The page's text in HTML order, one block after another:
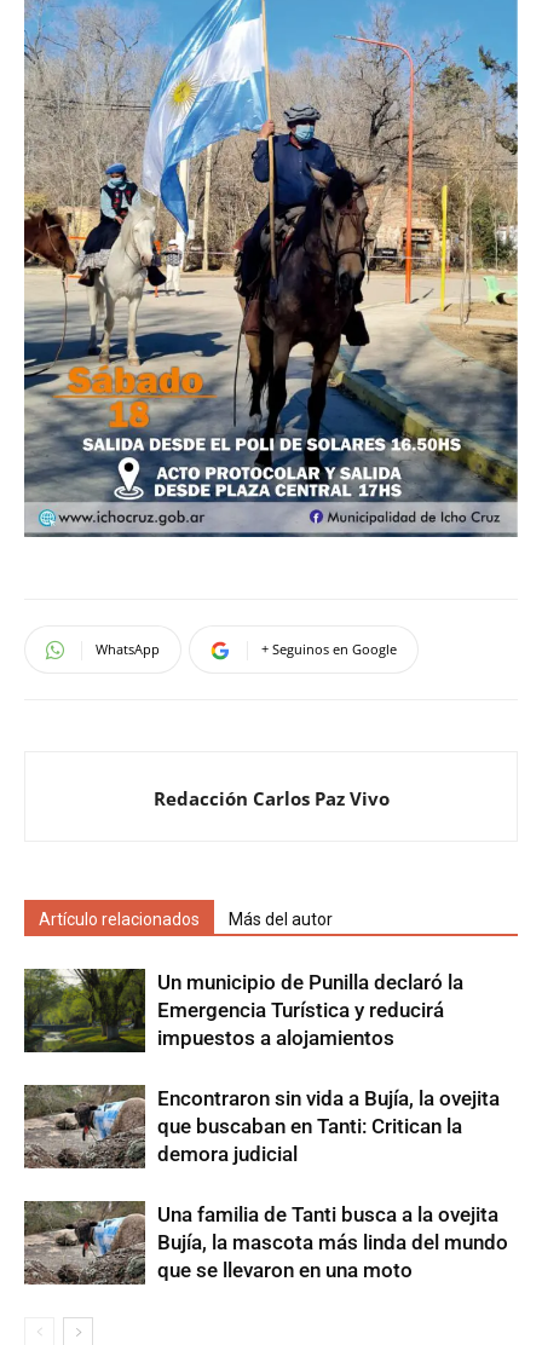
WhatsApp + Seguinos en Google
Redacción Carlos Paz Vivo
Artículo relacionados Más del autor
Un municipio de Punilla declaró la
Emergencia Turística y reducirá
impuestos a alojamientos
Encontraron sin vida a Bujía, la ovejita
que buscaban en Tanti: Critican la
demora judicial
Una familia de Tanti busca a la ovejita
Bujía, la mascota más linda del mundo
que se llevaron en una moto